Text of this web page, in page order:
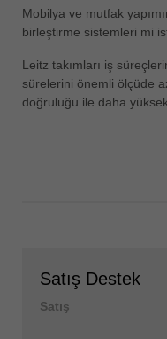
Mobilya ve mutfak
birleştirme sistemleri mi
Leitz takımları iş
sürelerini önemli ölçüde
doğruluğu ile daha
Satış Destek
Satış